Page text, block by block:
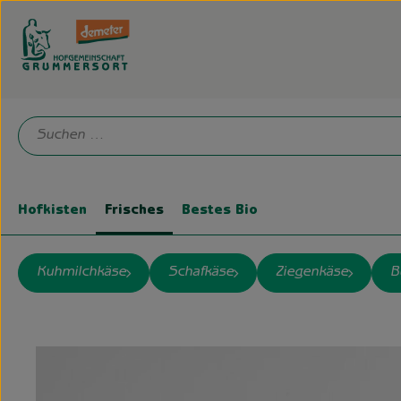
Hofkisten Frisches Bestes Bio
Kuhmilchkäse Schafkäse Ziegenkäse